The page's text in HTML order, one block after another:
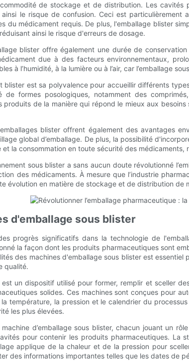
de stockage et de distribution. Les
le risque de confusion. Ceci est
du médicament requis. De plus, l'emballage blister
ainsi le risque d'erreurs de dosage.
blister offre également une durée de
due à des facteurs environnementaux,
à l’humidité, à la lumière ou à l’air, car l’emballage
blister est sa polyvalence pour accueillir différents
de formes posologiques, notamment des
produits de la manière qui répond le mieux aux
blister offrent également des avantages
global d’emballage. De plus, la possibilité
la consommation en toute sécurité des
sous blister a sans aucun doute révolutionné
des médicaments. À mesure que l’industrie
évolution en matière de stockage et de distribution de
d'emballage sous blister
progrès significatifs dans la technologie de
la façon dont les produits pharmaceutiques sont
des machines d'emballage sous blister est
qualité.
un dispositif utilisé pour former, remplir et sceller
solides. Ces machines sont conçues pour
température, la pression et le calendrier du
les plus élevées.
d’emballage sous blister, chacun jouant un
pour contenir les produits pharmaceutiques.
applique de la chaleur et de la pression pour
des informations importantes telles que les dates de